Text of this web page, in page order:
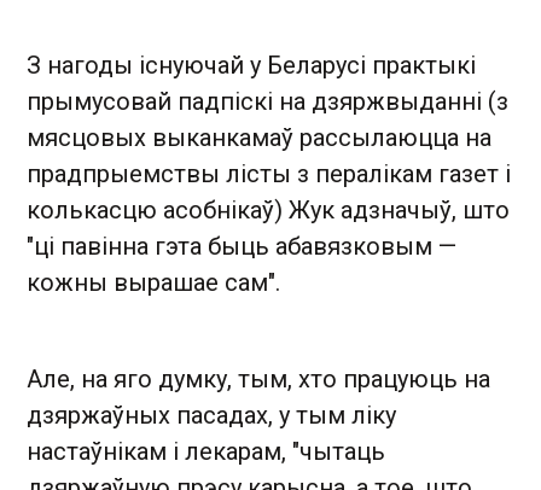
З нагоды існуючай у Беларусі практыкі
прымусовай падпіскі на дзяржвыданні (з
мясцовых выканкамаў рассылаюцца на
прадпрыемствы лісты з пералікам газет і
колькасцю асобнікаў) Жук адзначыў, што
"ці павінна гэта быць абавязковым —
кожны вырашае сам".
Але, на яго думку, тым, хто працуюць на
дзяржаўных пасадах, у тым ліку
настаўнікам і лекарам, "чытаць